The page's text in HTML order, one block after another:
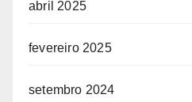
abril 2025
fevereiro 2025
setembro 2024